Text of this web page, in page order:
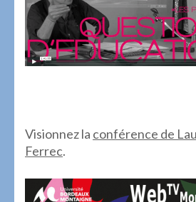
Visionnez la conférence de
Ferrec.